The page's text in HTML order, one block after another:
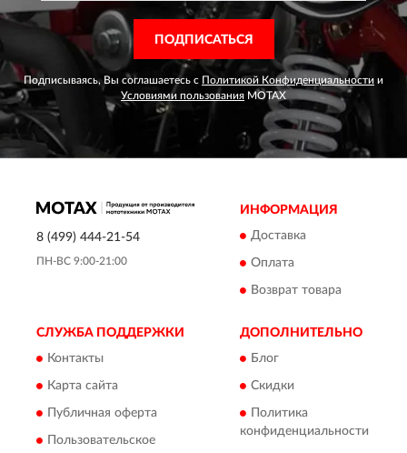
ПОДПИСАТЬСЯ
Подписываясь, Вы соглашаетесь с Политикой Конфиденциальности и
Условиями пользования MOTAX
8 (499) 444-21-54
ПН-ВС 9:00-21:00
ИНФОРМАЦИЯ
Доставка
Оплата
Возврат товара
СЛУЖБА ПОДДЕРЖКИ
Контакты
Карта сайта
Публичная оферта
Пользовательское
ДОПОЛНИТЕЛЬНО
Блог
Скидки
Политика
конфиденциальности